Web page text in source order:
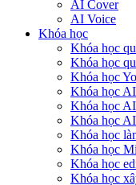
AI Cover
AI Voice
Khóa học
Khóa học
Khóa học
Khóa học
Khóa học
Khóa học
Khóa học
Khóa học
Khóa học
Khóa học
Khóa học